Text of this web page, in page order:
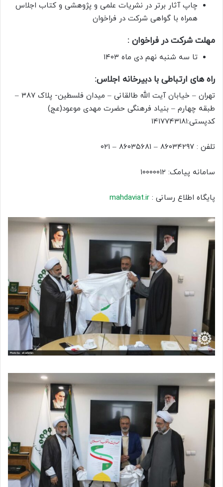
چاپ آثار برتر در نشریات علمی و پژوهشی و کتاب اجلاس
همراه با گواهی شرکت در فراخوان
مهلت شرکت در فراخوان :
تا سه شنبه نهم دی ماه ۱۴۰۳
راه های ارتباطی با دبیرخانه اجلاس:
تهران – خیابان آیت الله طالقانی – میدان فلسطین- پلاک ۳۸۷ –
طبقه چهارم – بنیاد فرهنگی حضرت مهدی موعود(عج)
کدپستی:۱۴۱۷۷۴۳۱۸۱
تلفن : ۸۶۰۳۴۲۹۷ – ۸۶۰۳۵۶۸۱ – ۰۲۱
سامانه پیامک: ۱۰۰۰۰۰۱۲
پایگاه اطلاع رسانی : mahdaviat.ir